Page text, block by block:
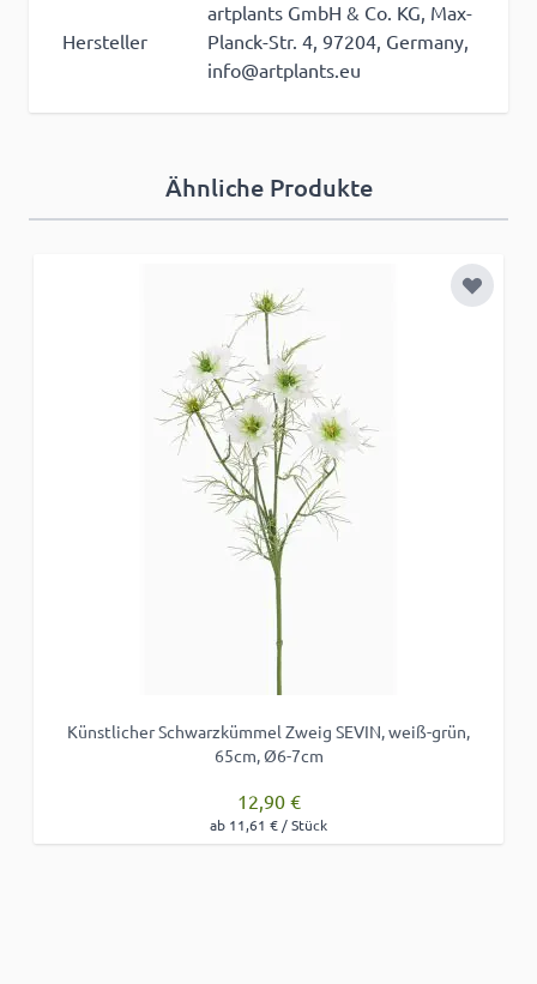
Hersteller
artplants GmbH & Co. KG, Max-
Planck-Str. 4, 97204, Germany,
info@artplants.eu
Ähnliche Produkte
Zur
Künstlicher Schwarzkümmel Zweig SEVIN, weiß-grün,
65cm, Ø6-7cm
12,90 €
ab 11,61 € / Stück